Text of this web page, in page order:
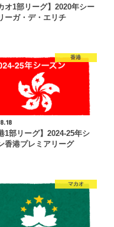
オ1部リーグ】2020年シー
ーガ・デ・エリチ
香港
1部リーグ】2024-25年シ
香港プレミアリーグ
マカオ